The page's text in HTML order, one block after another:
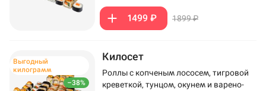
1499 ₽ 1899 ₽
–38%
Выгодный
килограмм
Килосет
Роллы с копченым лососем, тигровой
креветкой, тунцом, окунем и варено-